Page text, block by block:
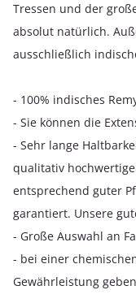
Tressen und der
absolut natürlich.
ausschließlich
- 100% indisches
- Sie können die
- Sehr lange
qualitativ
entsprechend guter
garantiert. Unsere
- Große Auswahl an
- bei einer
Gewährleistung